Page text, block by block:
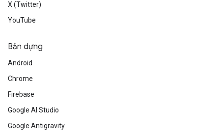
X (Twitter)
YouTube
Bản dựng
Android
Chrome
Firebase
Google AI Studio
Google Antigravity